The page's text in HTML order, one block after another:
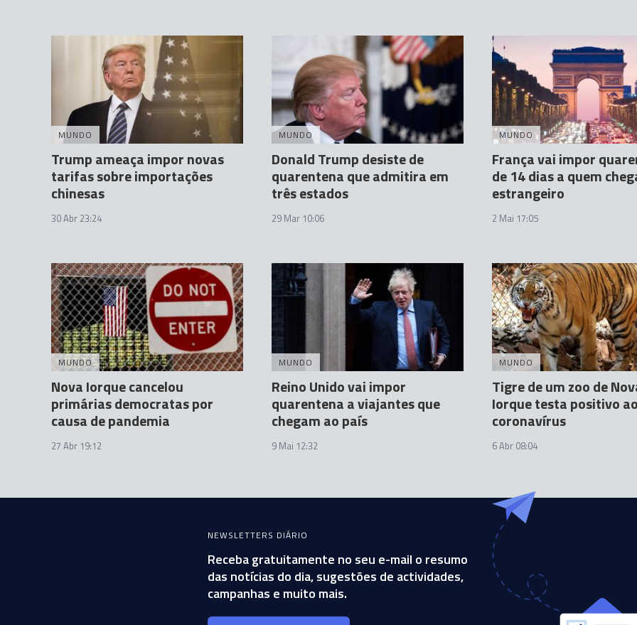
MUNDO
Trump ameaça impor novas
tarifas sobre importações
chinesas
30 Abr 23:24
MUNDO
Donald Trump desiste de
quarentena que admitira em
três estados
29 Mar 10:06
MUNDO
França vai impor
de 14 dias a quem
estrangeiro
2 Mai 17:05
MUNDO
Nova Iorque cancelou
primárias democratas por
causa de pandemia
27 Abr 19:12
MUNDO
Reino Unido vai impor
quarentena a viajantes que
chegam ao país
9 Mai 12:32
MUNDO
Tigre de um zoo de
Iorque testa positivo
coronavírus
6 Abr 08:04
NEWSLETTERS DIÁRIO
Receba gratuitamente no seu e-mail o resumo
das notícias do dia, sugestões de actividades,
campanhas e muito mais.